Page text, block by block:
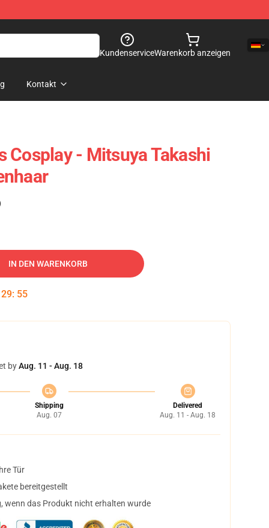
KundenserviceWarenkorb anzeigen
Kontakt
Cosplay - Mitsuya Takashi
IN DEN WARENKORB
29: 54
byAug. 11 - Aug. 18
Shipping
Aug. 07
Delivered
Aug. 11 - Aug. 18
Tür
bereitgestellt
wenn das Produkt nicht erhalten wurde